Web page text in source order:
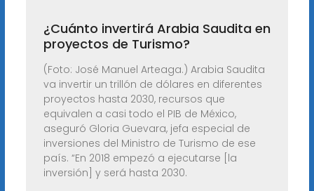
¿Cuánto invertirá Arabia Saudita en
proyectos de Turismo?
(Foto: José Manuel Arteaga.) Arabia Saudita
va invertir un trillón de dólares en diferentes
proyectos hasta 2030, recursos que
equivalen a casi todo el PIB de México,
aseguró Gloria Guevara, jefa especial de
inversiones del Ministro de Turismo de ese
país. “En 2018 empezó a ejecutarse [la
inversión] y será hasta 2030.